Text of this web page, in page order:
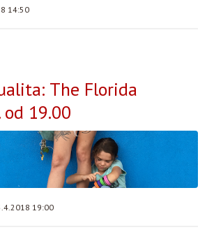
14:50
The Florida
od 19.00
19:00